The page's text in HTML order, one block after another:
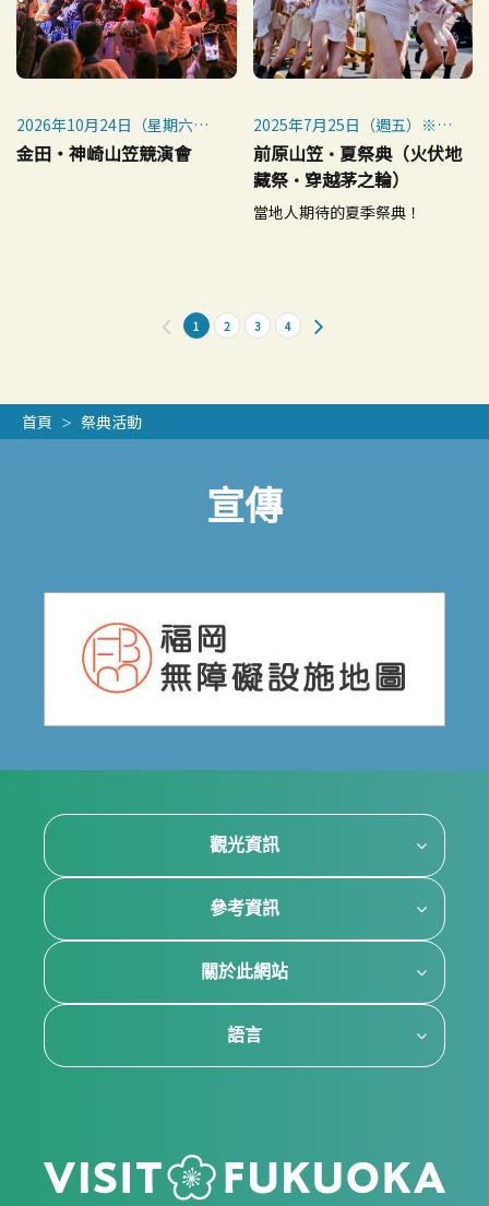
2026年10月24日（星期六）
～10月25日（星期日）
金田・神崎山笠競演會
2025年7月25日（週五）※山
笠僅限7月25日。14:00開始
夏季祭典:2025年7月24日（週
四）~25日（週五）
前原山笠·夏祭典（火伏地
藏祭·穿越茅之輪）
當地人期待的夏季祭典！
1 2 3 4
首頁 祭典活動
宣傳
觀光資訊
參考資訊
關於此網站
語言